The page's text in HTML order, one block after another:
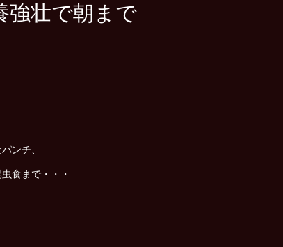
壮で朝まで
ンチ、
食まで・・・